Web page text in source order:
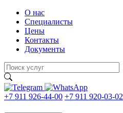
О нас
Специалисты
Цены
Контакты
Документы
+7 911 926-44-00 +7 911 920-03-02